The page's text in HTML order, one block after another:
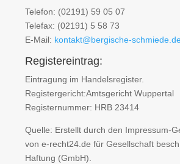
Telefon: (02191) 59 05 07
Telefax: (02191) 5 58 73
E-Mail: kontakt@bergische-
Registereintrag:
Eintragung im Handelsregister.
Registergericht:Amtsgericht Wuppertal
Registernummer: HRB 23414
Quelle: Erstellt durch den Impressum-
von e-recht24.de für Gesellschaft
Haftung (GmbH).